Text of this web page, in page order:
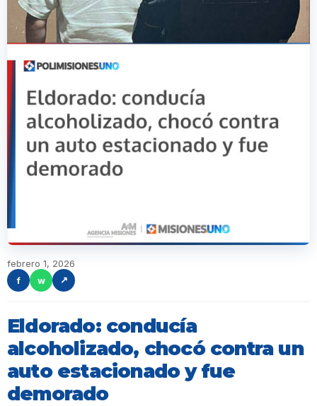
febrero 1, 2026
f
w ↗
Eldorado: conducía
alcoholizado, chocó contra un
auto estacionado y fue
demorado